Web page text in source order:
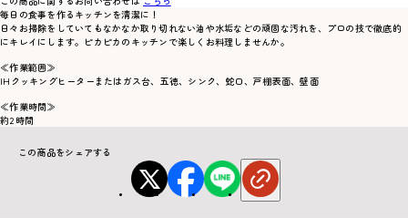
毎日の食事を作るキッチンを清潔に！
日々お掃除をしていてもなかなか取り切れない油や水垢などの頑固な汚れを、プロの技で徹底的
にキレイにします。ピカピカのキッチンで楽しくお料理しませんか。
≪作業範囲≫
IHクッキングヒーターまたはガス台、五徳、シンク、蛇口、戸棚表面、壁面
≪作業時間≫
約2時間
この商品をシェアする